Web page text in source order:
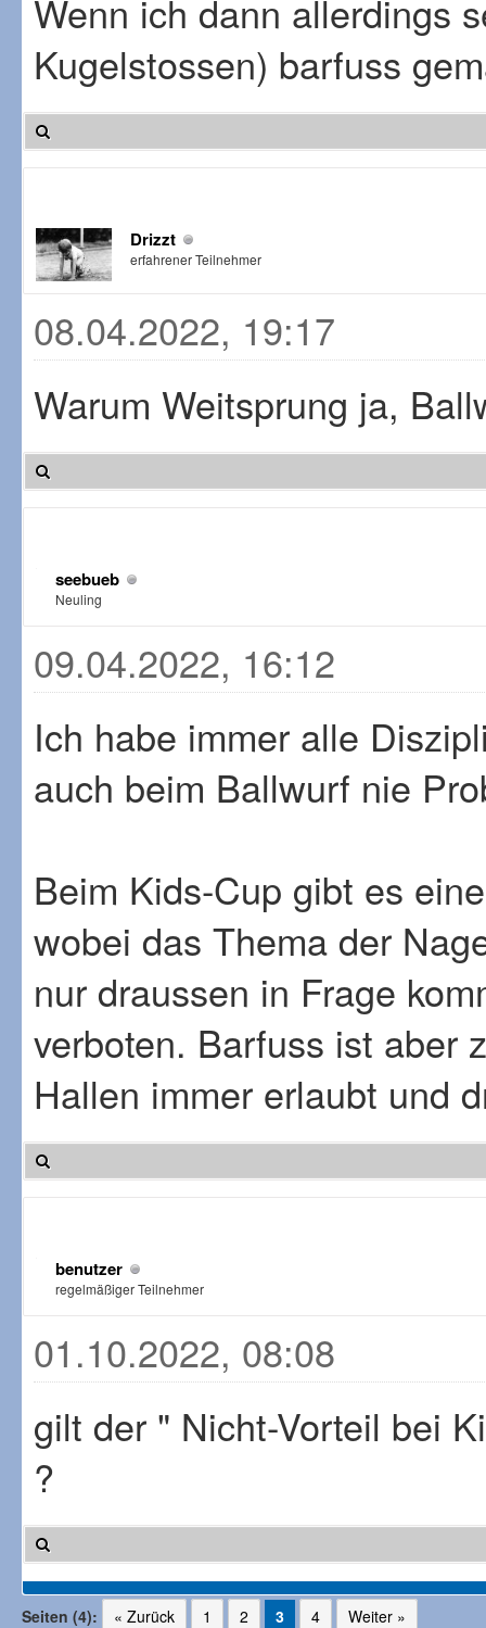
Wenn ich dann allerdings
Kugelstossen) barfuss
Drizzt
erfahrener Teilnehmer
08.04.2022, 19:17
Warum Weitsprung ja,
seebueb
Neuling
09.04.2022, 16:12
Ich habe immer alle
auch beim Ballwurf nie
Beim Kids-Cup gibt es
wobei das Thema der
nur draussen in Frage
verboten. Barfuss ist aber
Hallen immer erlaubt und
benutzer
regelmäßiger Teilnehmer
01.10.2022, 08:08
gilt der " Nicht-Vorteil bei
?
Seiten (4): « Zurück 1 2 3 4 Weiter »